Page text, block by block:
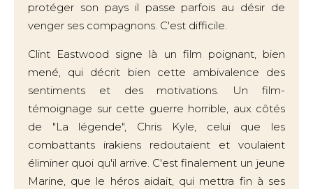
protéger son pays il passe parfois au désir de
venger ses compagnons. C'est difficile.
Clint Eastwood signe là un film poignant, bien
mené, qui décrit bien cette ambivalence des
sentiments et des motivations. Un film-
témoignage sur cette guerre horrible, aux côtés
de "La légende", Chris Kyle, celui que les
combattants irakiens redoutaient et voulaient
éliminer quoi qu'il arrive. C'est finalement un jeune
Marine, que le héros aidait, qui mettra fin à ses